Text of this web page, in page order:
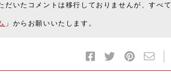
だいたコメントは移行しておりませんが、すべて
」からお願いいたします。